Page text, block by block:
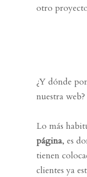
otro
¿Y dónde
nuestra web?
Lo más
página, es
tienen
clientes ya